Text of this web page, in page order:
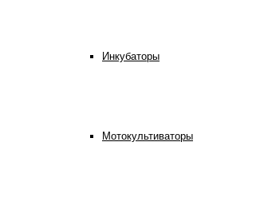
Инкубаторы
Мотокультиваторы